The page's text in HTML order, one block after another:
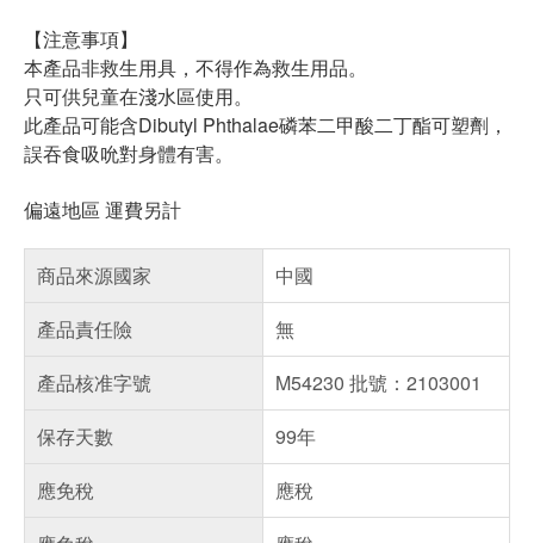
【注意事項】
本產品非救生用具，不得作為救生用品。
只可供兒童在淺水區使用。
此產品可能含Dibutyl Phthalae磷苯二甲酸二丁酯可塑劑，
誤吞食吸吮對身體有害。
偏遠地區 運費另計
商品來源國家
中國
產品責任險
無
產品核准字號
M54230 批號：2103001
保存天數
99年
應免稅
應稅